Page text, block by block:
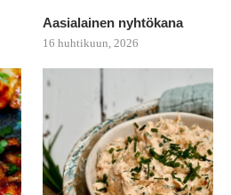
Aasialainen nyhtökana
16 huhtikuun, 2026